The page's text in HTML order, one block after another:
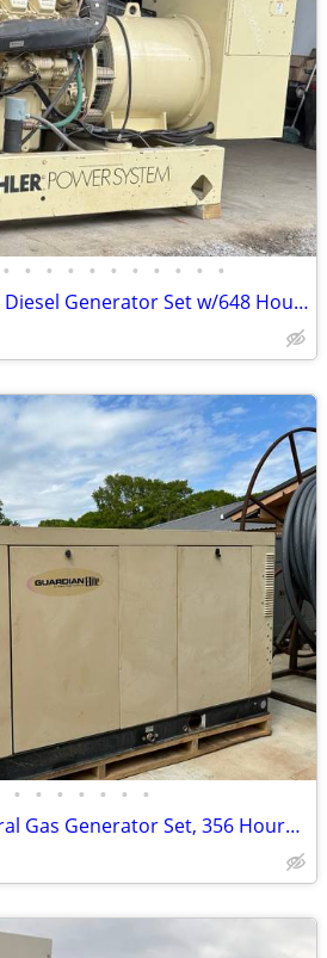
• • • • • • • • • • •
Kohler 400 KW Prime Diesel Generator Set w/648 Hours
• • • • • • •
Generac 80 KW Natural Gas Generator Set, 356 Hours w/SA Enclosure